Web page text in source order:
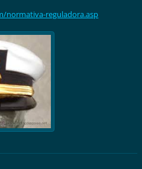
normativa-reguladora.asp